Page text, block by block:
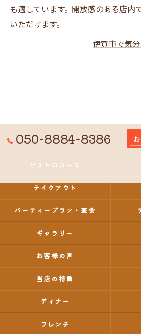
も適しています。開放感のある店内
いただけます。
伊賀市で気
050-8884-8386
ビストロコース
テイクアウト
パーティープラン・宴会
ギャラリー
お客様の声
当店の特徴
ディナー
フレンチ